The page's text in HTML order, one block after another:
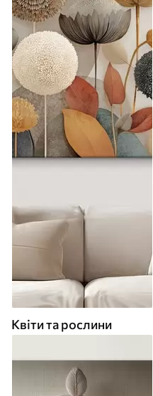
Квіти та рослини